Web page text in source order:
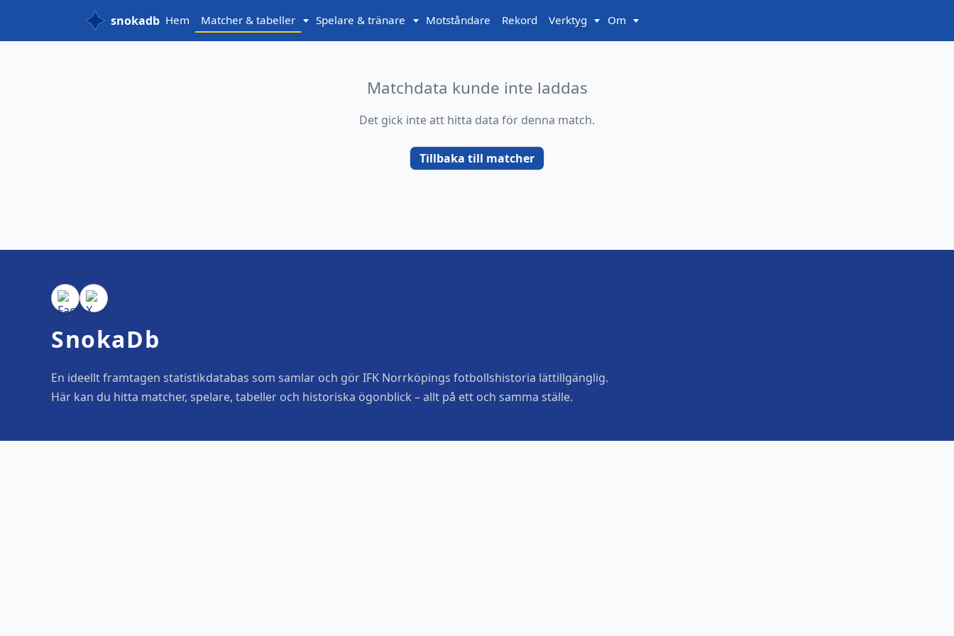
snokadb Hem Matcher & tabeller Spelare & tränare Motståndare Rekord Verktyg Om
Matchdata kunde inte laddas
Det gick inte att hitta data för denna match.
Tillbaka till matcher
SnokaDb
En ideellt framtagen statistikdatabas som samlar och gör IFK Norrköpings fotbollshistoria lättillgänglig.
Här kan du hitta matcher, spelare, tabeller och historiska ögonblick – allt på ett och samma ställe.